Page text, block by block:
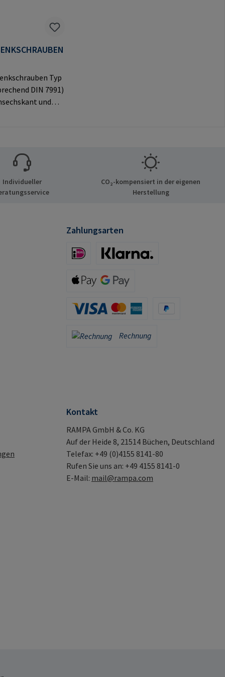
Typ
DIN 7991)
und
der Heide 8
Deutschland
Individueller
CO₂-kompensiert in der eigenen
Herstellung
Zahlungsarten
Rechnung
Rechnung
Kontakt
RAMPA GmbH & Co. KG
Auf der Heide 8, 21514 Büchen, Deutschland
Telefax: +49 (0)4155 8141-80
Rufen Sie uns an: +49 4155 8141-0
E-Mail: mail@rampa.com